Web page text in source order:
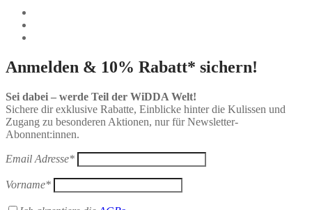
Anmelden & 10% Rabatt* sichern!
Sei dabei – werde Teil der WiDDA Welt!
Sichere dir exklusive Rabatte, Einblicke hinter die Kulissen und
Zugang zu besonderen Aktionen, nur für Newsletter-
Abonnent:innen.
Email Adresse*
Vorname*